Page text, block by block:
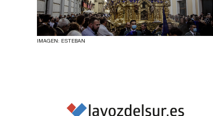
IMAGEN: ESTEBAN